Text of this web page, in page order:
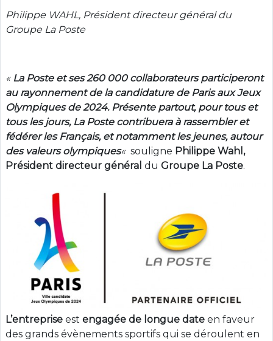
Philippe WAHL, Président directeur général du
Groupe La Poste
« La Poste et ses 260 000 collaborateurs participeront
au rayonnement de la candidature de Paris aux Jeux
Olympiques de 2024. Présente partout, pour tous et
tous les jours, La Poste contribuera à rassembler et
fédérer les Français, et notamment les jeunes, autour
des valeurs olympiques« souligne Philippe Wahl,
Président directeur général du Groupe La Poste.
L’entreprise est engagée de longue date en faveur
des grands évènements sportifs qui se déroulent en